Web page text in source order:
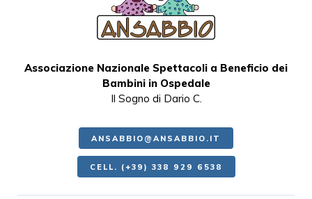
Associazione Nazionale Spettacoli a Beneficio dei
Bambini in Ospedale
Il Sogno di Dario C.
ANSABBIO@ANSABBIO.IT
CELL. (+39) 338 929 6538